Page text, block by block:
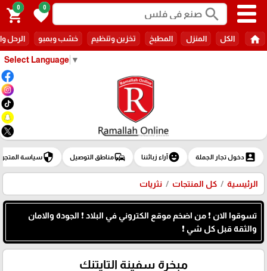
Select Language ▼
search
0
favorite
0
shopping_cart
home الكل المنزل المطبخ تخزين وتنظيم خشب وبمبو الرحل
account_boxدخول تجار الجملة emoji_emotionsآراء زبائننا commuteمناطق التوصيل securityسياسة المتجر
الرئيسية كل المنتجات نثريات
تسوقوا الان ❗ من اضخم موقع الكتروني في البلاد ❗ الجودة والامان
والثقة قبل كل شي ❗
مبخرة سفينة التايتنك